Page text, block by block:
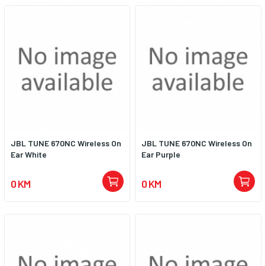
JBL TUNE 670NC Wireless On
Ear White
0 KM
JBL TUNE 670NC Wireless On
Ear Purple
0 KM